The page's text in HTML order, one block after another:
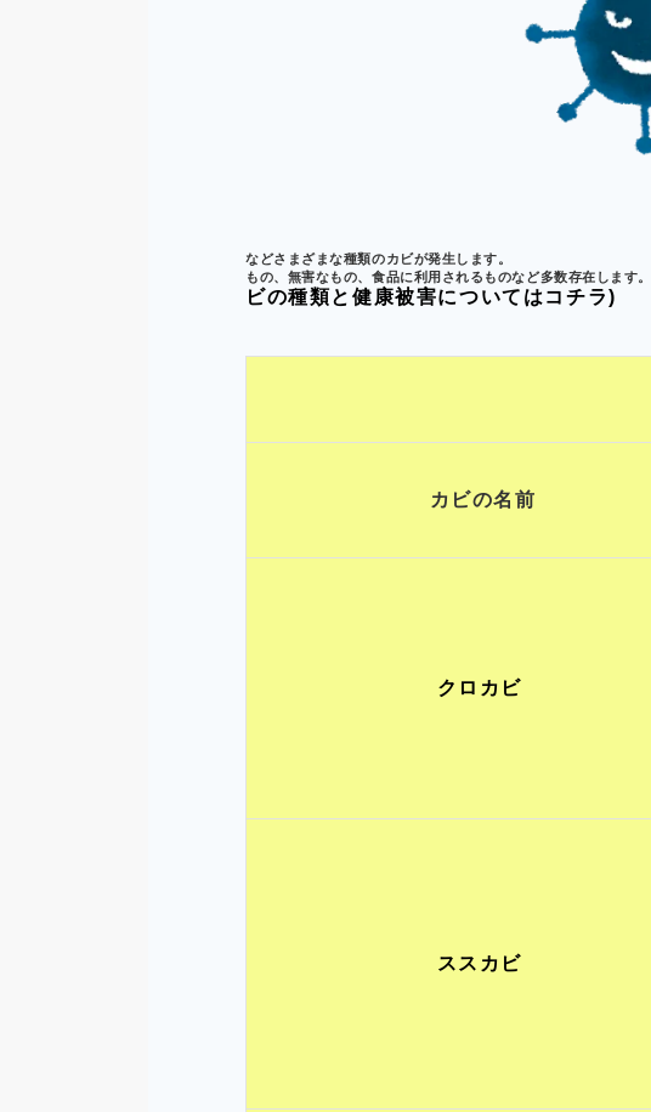
などさまざまな種類のカビが発生します。
もの、無害なもの、食品に利用されるものなど多数存在します。
ビの種類と健康被害についてはコチラ)
カビの名前
クロカビ
ススカビ